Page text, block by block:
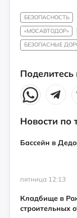
БЕЗОПАСНОСТЬ
«МОСАВТОДОР»
БЕЗОПАСНЫЕ
Поделитесь
Новости по
Бассейн в
пятница 12:13
Кладбище в
строительных